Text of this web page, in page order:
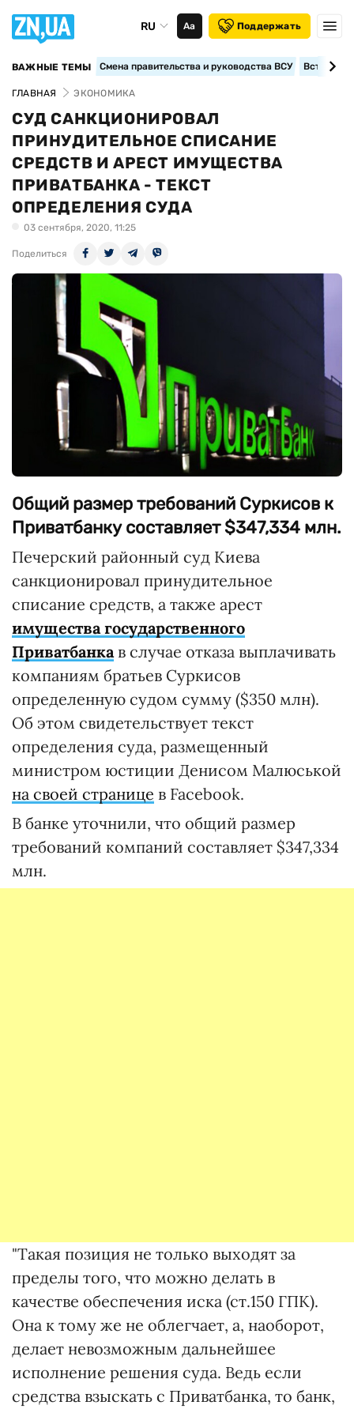
RU Аа Поддержать
ВАЖНЫЕ ТЕМЫ Смена правительства и руководства ВСУ
ГЛАВНАЯ ЭКОНОМИКА
СУД САНКЦИОНИРОВАЛ
ПРИНУДИТЕЛЬНОЕ СПИСАНИЕ
СРЕДСТВ И АРЕСТ ИМУЩЕСТВА
ПРИВАТБАНКА - ТЕКСТ
ОПРЕДЕЛЕНИЯ СУДА
03 сентября, 2020, 11:25
Поделиться
Общий размер требований Суркисов к
Приватбанку составляет $347,334 млн.
Печерский районный суд Киева
санкционировал принудительное
списание средств, а также арест
имущества государственного
Приватбанкав случае отказа выплачивать
компаниям братьев Суркисов
определенную судом сумму ($350 млн).
Об этом свидетельствует текст
определения суда, размещенный
министром юстиции Денисом Малюськой
на своей странице в Facebook.
В банке уточнили, что общий размер
требований компаний составляет $347,334
млн.
"Такая позиция не только выходят за
пределы того, что можно делать в
качестве обеспечения иска (ст.150 ГПК).
Она к тому же не облегчает, а, наоборот,
делает невозможным дальнейшее
исполнение решения суда. Ведь если
средства взыскать с Приватбанка, то банк,